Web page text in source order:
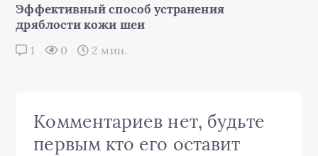
Эффективный способ устранения
дряблости кожи шеи
1 0 2 мин.
Комментариев нет, будьте
первым кто его оставит